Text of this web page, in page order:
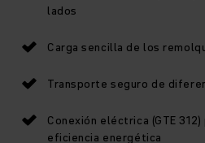
lados
Carga sencilla de los
Transporte seguro de
Conexión eléctrica (GTE
eficiencia energética